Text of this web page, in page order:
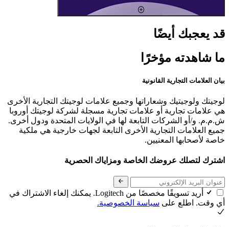
قد يعجبك أيضًا
ما شاهدته مؤخرًا
بيان العلامات التجارية القانونية
لوجيتك ولوجيتيك وشعاراتها وجميع علامات لوجيتك التجارية الأخرى
هي علامات تجارية أو علامات تجارية مسجلة لشركة لوجيتك أوروبا
ش.م.م. و/أو الشركات التابعة لها في الولايات المتحدة ودول أخرى.
جميع العلامات التجارية الأخرى التابعة لجهات خارجية هي ملكية
خاصة لأصحابها المعنيين.
اشترك لتصلك عروضك الخاصة ومزاياك الحصرية
أريد تسويقًا مخصصًا من Logitech. يمكنك إلغاء الاشتراك في
أي وقت. اطلع على سياسة الخصوصية.